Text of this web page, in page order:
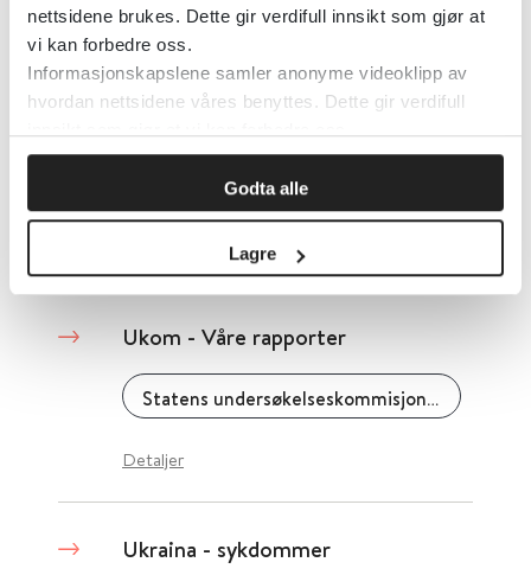
nettsidene brukes. Dette gir verdifull innsikt som gjør at
vi kan forbedre oss.
Informasjonskapslene samler anonyme videoklipp av
hvordan nettsidene våres benyttes. Dette gir verdifull
Godta alle
Lagre
UKOM - Statens
undersøkelseskommisjon for
Ukom - Våre rapporter
Statens undersøkelseskommisjon for helse- og omsorgstjenesten (UKOM)
Detaljer
Ukraina - sykdommer